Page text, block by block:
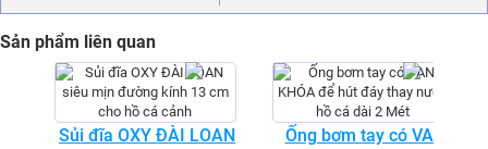
Sản phẩm liên quan
Sủi đĩa OXY ĐÀI LOAN
Ống bơm tay có VAN